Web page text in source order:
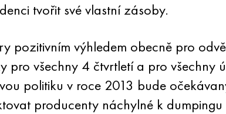
tvořit své vlastní zásoby.
pozitivním výhledem obecně pro
pro všechny 4 čtvrtletí a pro všechny
politiku v roce 2013 bude
producenty náchylné k